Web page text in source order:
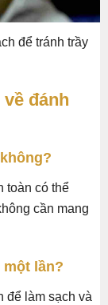
để tránh trầy
đánh
toàn có thể
cần mang
một lần?
để làm sạch và